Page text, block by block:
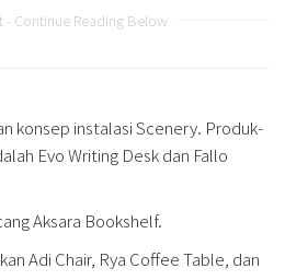
Continue Reading Below
konsep instalasi Scenery. Produk-
Evo Writing Desk dan Fallo
Aksara Bookshelf.
Adi Chair, Rya Coffee Table, dan